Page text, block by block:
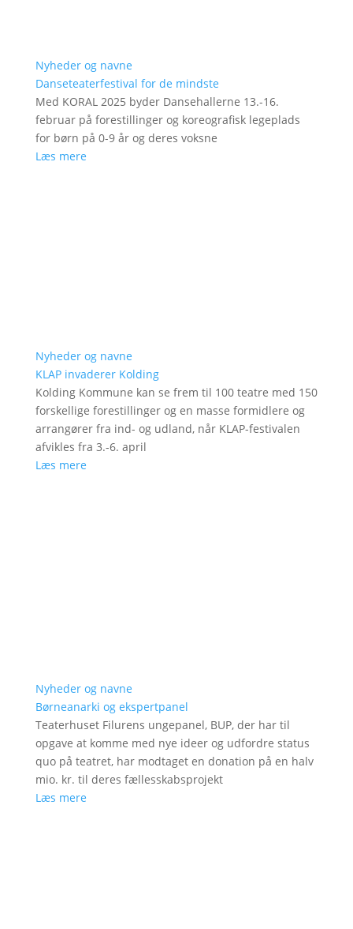
Nyheder og navne
Danseteaterfestival for de mindste
Med KORAL 2025 byder Dansehallerne 13.-16.
februar på forestillinger og koreografisk legeplads
for børn på 0-9 år og deres voksne
Læs mere
Nyheder og navne
KLAP invaderer Kolding
Kolding Kommune kan se frem til 100 teatre med 150
forskellige forestillinger og en masse formidlere og
arrangører fra ind- og udland, når KLAP-festivalen
afvikles fra 3.-6. april
Læs mere
Nyheder og navne
Børneanarki og ekspertpanel
Teaterhuset Filurens ungepanel, BUP, der har til
opgave at komme med nye ideer og udfordre status
quo på teatret, har modtaget en donation på en halv
mio. kr. til deres fællesskabsprojekt
Læs mere